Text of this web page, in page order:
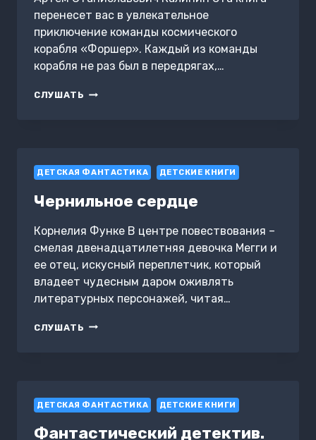
перенесет вас в увлекательное
приключение команды космического
корабля «Форшер». Каждый из команды
корабля не раз был в передрягах,…
СЛУШАТЬ ПЛАНЕТА
ДЕТСКАЯ ФАНТАСТИКА ДЕТСКИЕ КНИГИ
Чернильное сердце
Корнелия Функе В центре повествования –
смелая двенадцатилетняя девочка Мегги и
ее отец, искусный переплетчик, который
владеет чудесным даром оживлять
литературных персонажей, читая…
СЛУШАТЬ ЧЕРНИЛЬНОЕ
ДЕТСКАЯ ФАНТАСТИКА ДЕТСКИЕ КНИГИ
Фантастический детектив.